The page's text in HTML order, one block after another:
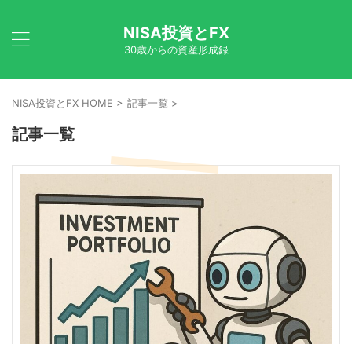
NISA投資とFX
30歳からの資産形成録
NISA投資とFX HOME > 記事一覧 >
記事一覧